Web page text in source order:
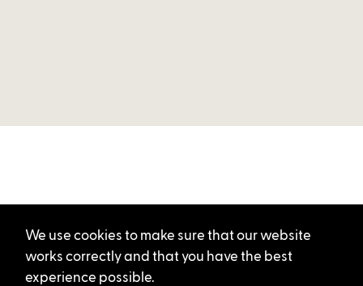
We use cookies to make sure that our website
works correctly and that you have the best
experience possible.